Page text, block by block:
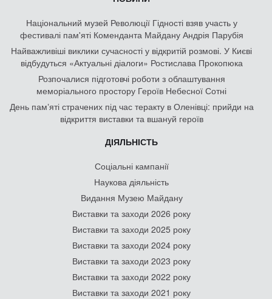
Національний музей Революції Гідності взяв участь у
фестивалі пам'яті Коменданта Майдану Андрія Парубія
Найважливіші виклики сучасності у відкритій розмові. У Києві
відбудуться «Актуальні діалоги» Ростислава Прокопюка
Розпочалися підготовчі роботи з облаштування
меморіального простору Героїв Небесної Сотні
День памʼяті страчених під час теракту в Оленівці: прийди на
відкриття виставки та вшануй героїв
ДІЯЛЬНІСТЬ
Соціальні кампанії
Наукова діяльність
Видання Музею Майдану
Виставки та заходи 2026 року
Виставки та заходи 2025 року
Виставки та заходи 2024 року
Виставки та заходи 2023 року
Виставки та заходи 2022 року
Виставки та заходи 2021 року